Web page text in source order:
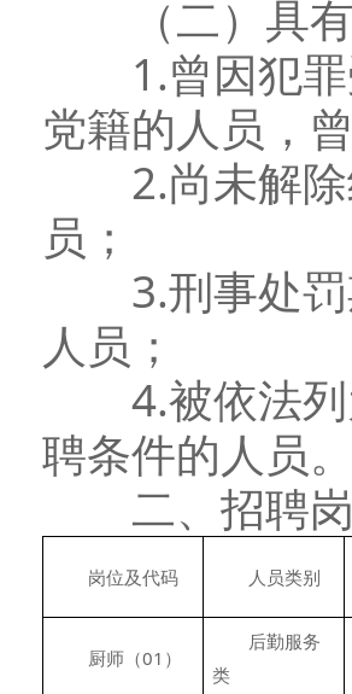
（二）具有
1.曾因犯罪
党籍的人员，
2.尚未解除
员；
3.刑事处罚
人员；
4.被依法列
聘条件的人员。
二、招聘
岗位及代码 人员类别
厨师（01）
后勤服务
类